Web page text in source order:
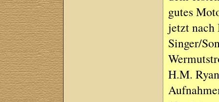
gutes
jetzt nach
Singer/
H.M.